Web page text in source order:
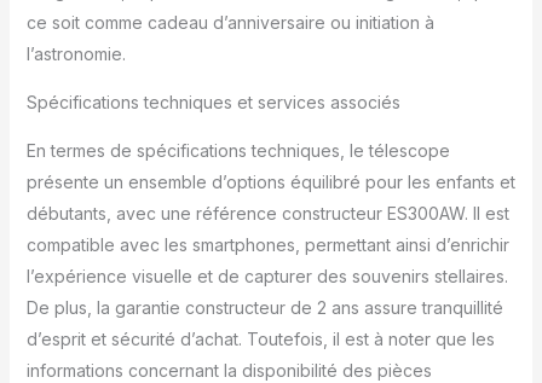
téléphone au télescope
scènes éloignées. Le
l'éblouissement, la
diffusion de la lumière
peut réduire la fatigue
oculaire lors de
l'observation de la lune.
【Satisfaction à 100%】
entretien à vie. S'il y a
des problèmes avec le
produit ou si vous avez
ce soit comme cadeau d’anniversaire ou initiation à
l’astronomie.
Spécifications techniques et services associés
En termes de spécifications techniques, le télescope
présente un ensemble d’options équilibré pour les enfants et
débutants, avec une référence constructeur ES300AW. Il est
compatible avec les smartphones, permettant ainsi d’enrichir
l’expérience visuelle et de capturer des souvenirs stellaires.
De plus, la garantie constructeur de 2 ans assure tranquillité
d’esprit et sécurité d’achat. Toutefois, il est à noter que les
informations concernant la disponibilité des pièces